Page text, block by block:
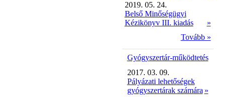
2019. 05. 24.
Belső Minőségügyi
Kézikönyv III. kiadás
»
Tovább »
Gyógyszertár-működtetés
2017. 03. 09.
Pályázati lehetőségek
gyógyszertárak számára »